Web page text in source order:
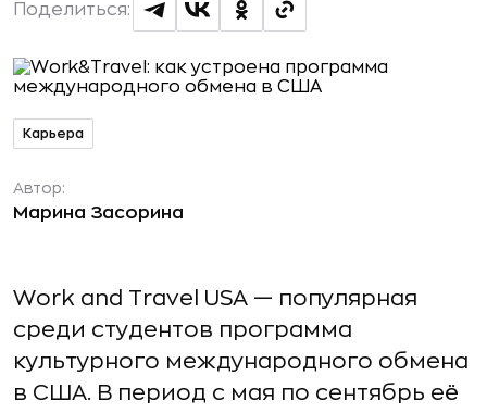
Поделиться:
Карьера
Автор:
Марина Засорина
Work and Travel USA — популярная
среди студентов программа
культурного международного обмена
в США. В период с мая по сентябрь её